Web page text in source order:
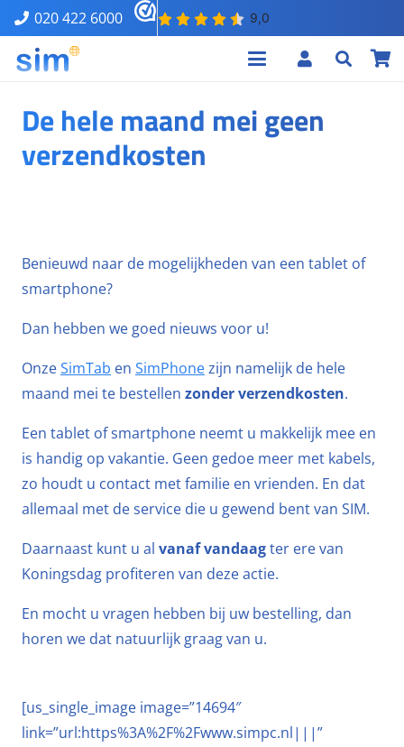
020 422 6000
De hele maand mei geen
verzendkosten
Benieuwd naar de mogelijkheden van een tablet of
smartphone?
Dan hebben we goed nieuws voor u!
OnzeSimTab en SimPhonezijn namelijk de hele
maand mei te bestellen zonder verzendkosten.
Een tablet of smartphone neemt u makkelijk mee en
is handig op vakantie. Geen gedoe meer met kabels,
zo houdt u contact met familie en vrienden. En dat
allemaal met de service die u gewend bent van SIM.
Daarnaast kunt u al vanaf vandaagter ere van
Koningsdag profiteren van deze actie.
En mocht u vragen hebben bij uw bestelling, dan
horen we dat natuurlijk graag van u.
[us_single_image image=”14694″
link=”url:https%3A%2F%2Fwww.simpc.nl|||”